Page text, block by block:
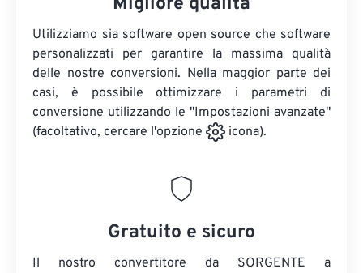
Utilizziamo sia software open source che software
personalizzati per garantire la massima qualità
delle nostre conversioni. Nella maggior parte dei
casi, è possibile ottimizzare i parametri di
conversione utilizzando le "Impostazioni avanzate"
(facoltativo, cercare l'opzione
icona).
Gratuito e sicuro
Il nostro convertitore da SORGENTE a